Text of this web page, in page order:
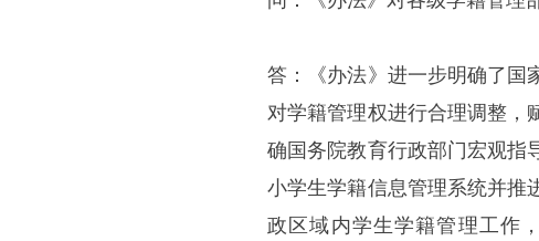
答：《办法》进一步明确了国
对学籍管理权进行合理调整，
确国务院教育行政部门宏观指
小学生学籍信息管理系统并推
政区域内学生学籍管理工作